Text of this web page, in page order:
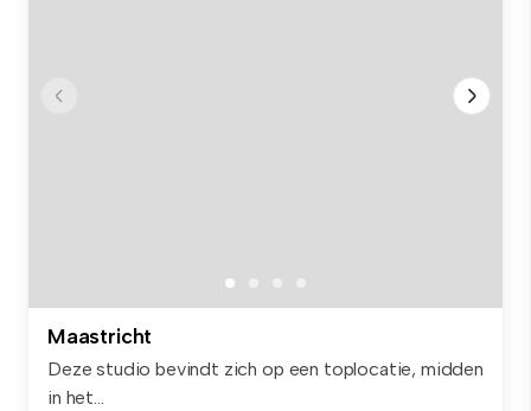
Maastricht
Deze studio bevindt zich op een toplocatie, midden
in het...